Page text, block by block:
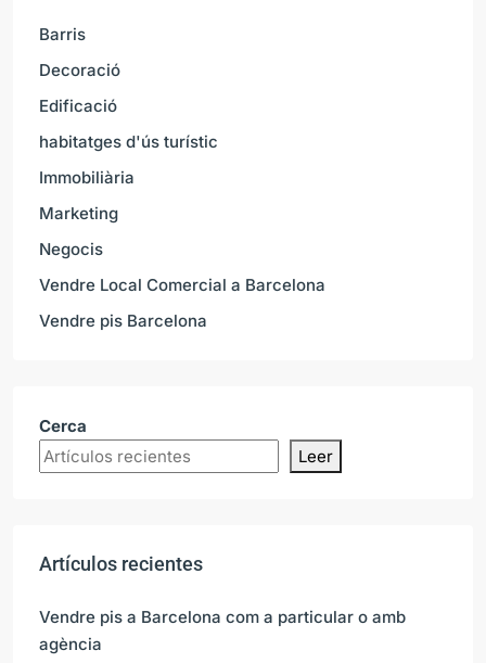
Barris
Decoració
Edificació
habitatges d'ús turístic
Immobiliària
Marketing
Negocis
Vendre Local Comercial a Barcelona
Vendre pis Barcelona
Cerca
Leer
Artículos recientes
Vendre pis a Barcelona com a particular o amb
agència